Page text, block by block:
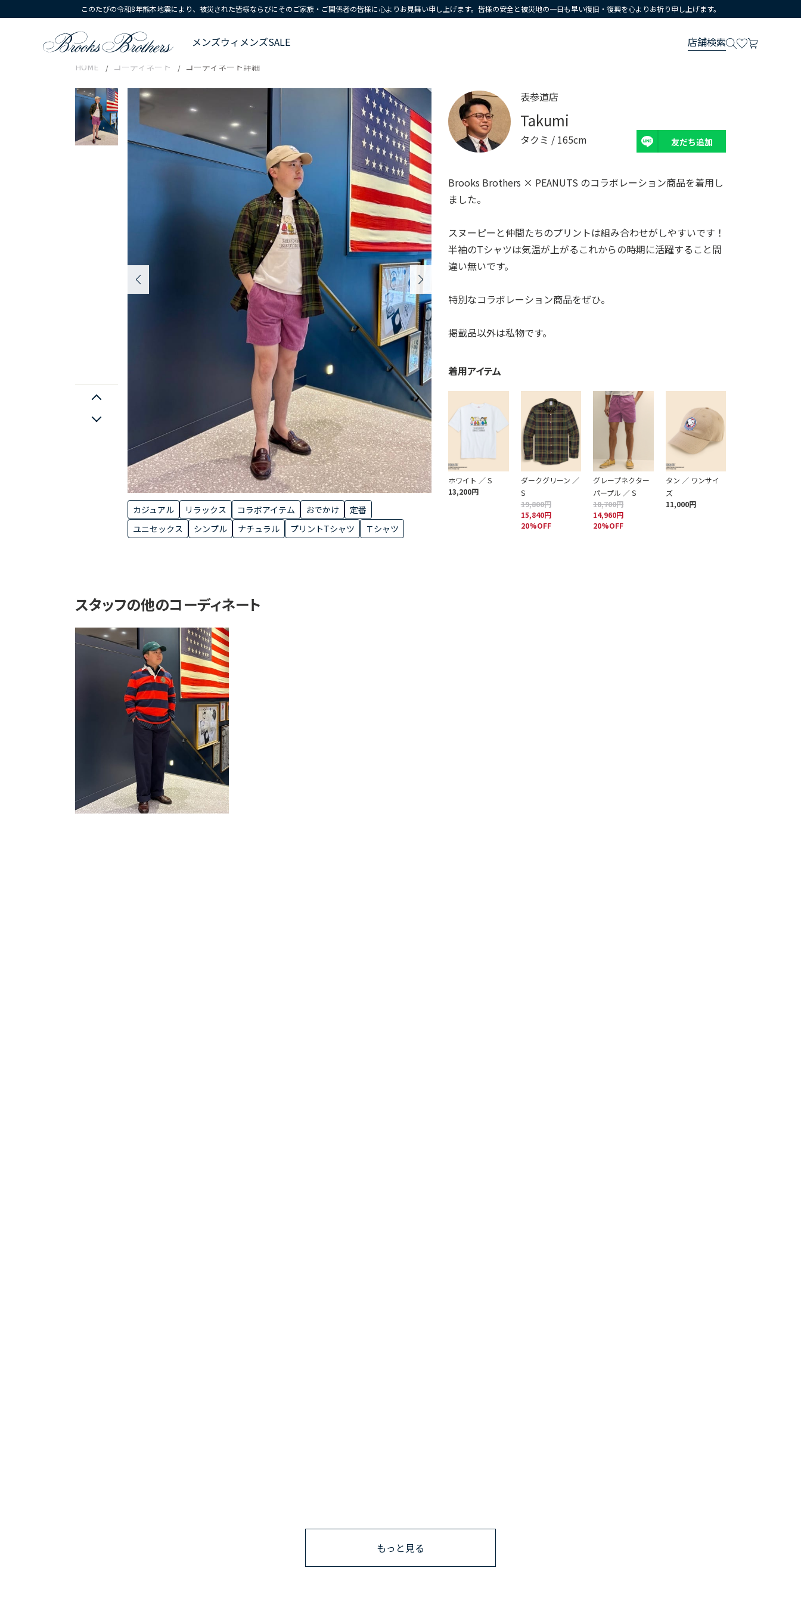
このたびの令和8年熊本地震により、被災された皆様ならびにそのご家族・ご関係者の皆様に心よりお見舞い申し上げます。皆様の安全と被災地の一日も早い復旧・復興を心よりお祈り申し上げます。
メンズウィメンズSALE 店舗検索
HOME コーディネート コーディネート詳細
カジュアル リラックス コラボアイテム おでかけ
定番
ユニセックス
シンプル ナチュラル プリントTシャツ Ｔシャツ
表参道店
Takumi
タクミ / 165cm 友だち追加
Brooks Brothers × PEANUTS のコラボレーション商品を着用し
ました。
スヌーピーと仲間たちのプリントは組み合わせがしやすいです！
半袖のTシャツは気温が上がるこれからの時期に活躍すること間
違い無いです。
特別なコラボレーション商品をぜひ。
掲載品以外は私物です。
着用アイテム
ホワイト ／ S
13,200円
ダークグリーン ／
S
19,800円
15,840円
20%OFF
グレープネクター
パープル ／ S
18,700円
14,960円
20%OFF
タン ／ ワンサイ
ズ
11,000円
スタッフの他のコーディネート
もっと見る